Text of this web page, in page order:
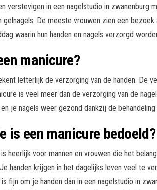
verstevigen in een nagelstudio in zwanenburg
gelnagels. De meeste vrouwen zien een
waarin hun handen en nagels verzorgd
manicure?
letterlijk de verzorging van de handen. De
is veel meer dan de verzorging van de
je nagels weer gezond dankzij de
is een manicure bedoeld?
heerlijk voor mannen en vrouwen die het
handen krijgen in het dagelijks leven veel te
fijn om je handen dan in een nagelstudio in